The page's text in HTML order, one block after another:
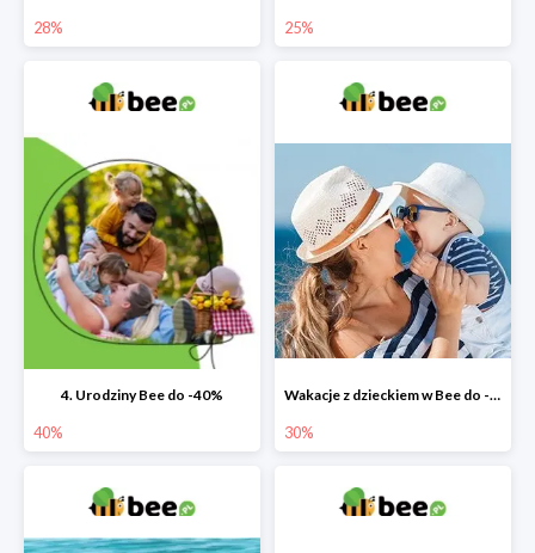
28% 25%
4. Urodziny Bee do -40%
40%
Wakacje z dzieckiem w Bee do -30%
30%